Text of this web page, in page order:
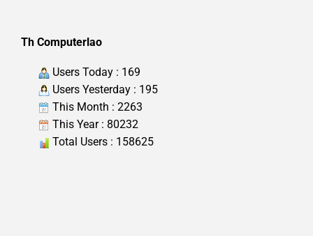
Th Computerlao
Users Today : 169
Users Yesterday : 195
This Month : 2263
This Year : 80232
Total Users : 158625